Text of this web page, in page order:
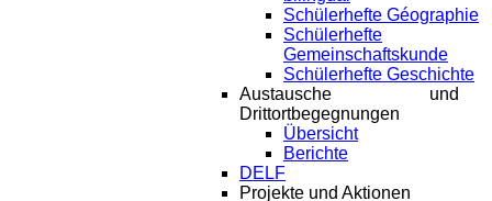
Schülerhefte Géographie
Schülerhefte
Gemeinschaftskunde
Schülerhefte Geschichte
Austausche und
Drittortbegegnungen
Übersicht
Berichte
DELF
Projekte und Aktionen